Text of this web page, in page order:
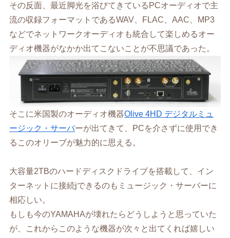
その反面、最近脚光を浴びてきているPCオーディオで主
流の収録フォーマットであるWAV、FLAC、AAC、MP3
などでネットワークオーディオも統合して楽しめるオー
ディオ機器がなかか出てこないことが不思議であった。
そこに米国製のオーディオ機器Olive 4HD デジタルミュ
ージック・サーバーが出てきて、PCを介さずに使用でき
るこのオリーブが魅力的に思える。
大容量2TBのハードディスクドライブを搭載して、イン
ターネットに接続jできるのもミュージック・サーバーに
相応しい。
もしも今のYAMAHAが壊れたらどうしようと思っていた
が、これからこのような機器が次々と出てくれば嬉しい